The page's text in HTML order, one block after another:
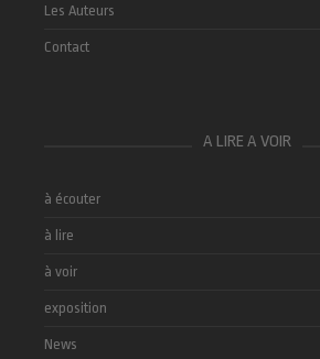
Les Auteurs
Contact
A LIRE A VOIR
à écouter
à lire
à voir
exposition
News